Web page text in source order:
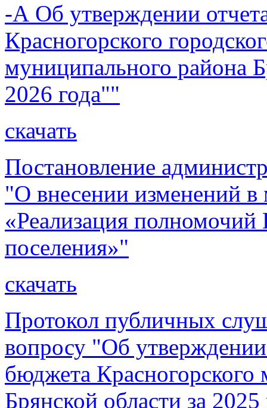
-А Об утверждении
Красногорского
муниципального района
2026 года""
скачать
Постановление
"О внесении изменений
«Реализация полномочий
поселения»"
скачать
Протокол публичных
вопросу "Об
бюджета
Брянской области за 2025